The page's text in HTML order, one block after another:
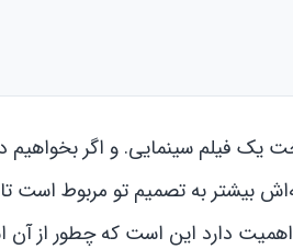
یک فیلم سینمایی. و اگر بخواهیم
بیشتر به تصمیم تو مربوط است
دارد این است که چطور از آن